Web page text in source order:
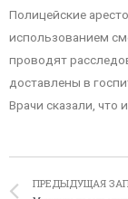
Полицейские
использованием
проводят
доставлены в
Врачи сказали, что
ПРЕДЫДУЩАЯ